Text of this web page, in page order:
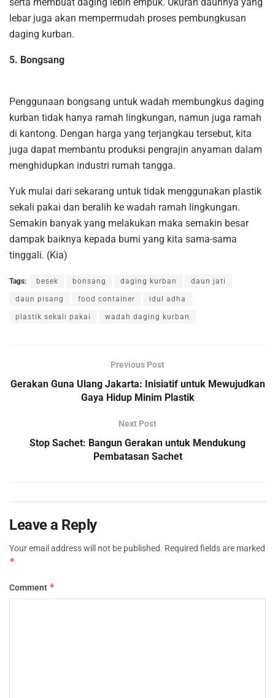
lebar juga akan mempermudah proses pembungkusan
daging kurban.
5. Bongsang
Penggunaan bongsang untuk wadah membungkus daging
kurban tidak hanya ramah lingkungan, namun juga ramah
di kantong. Dengan harga yang terjangkau tersebut, kita
juga dapat membantu produksi pengrajin anyaman dalam
menghidupkan industri rumah tangga.
Yuk mulai dari sekarang untuk tidak menggunakan plastik
sekali pakai dan beralih ke wadah ramah lingkungan.
Semakin banyak yang melakukan maka semakin besar
dampak baiknya kepada bumi yang kita sama-sama
tinggali. (Kia)
Tags: besek bonsang daging kurban daun jati
daun pisang food container idul adha
plastik sekali pakai wadah daging kurban
Previous Post
Gerakan Guna Ulang Jakarta: Inisiatif untuk Mewujudkan
Gaya Hidup Minim Plastik
Next Post
Stop Sachet: Bangun Gerakan untuk Mendukung
Pembatasan Sachet
Leave a Reply
Your email address will not be published. Required fields are marked
*
Comment *